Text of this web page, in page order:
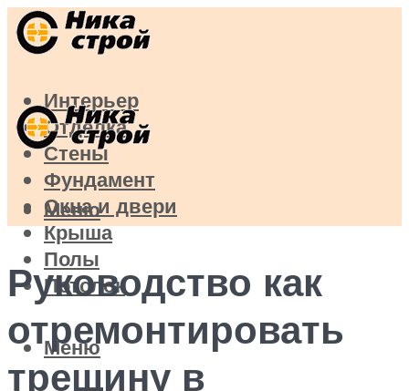
Интерьер
Отделка
Стены
Фундамент
Окна и двери
Крыша
Полы
Потолок
Меню
Меню
Руководство как
отремонтировать
трещину в